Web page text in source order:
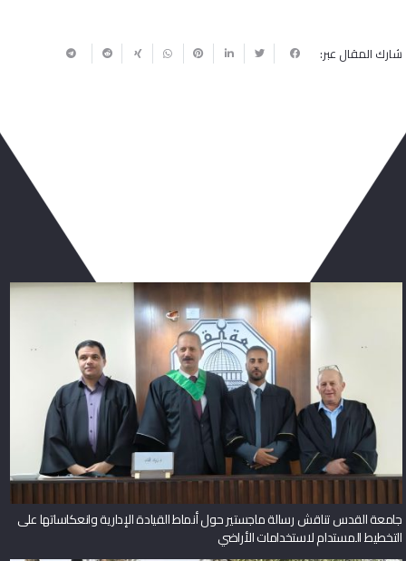
شارك المقال عبر:
جامعة القدس تناقش رسالة ماجستير حول أنماط القيادة الإدارية وانعكاساتها على
التخطيط المستدام لاستخدامات الأراضي